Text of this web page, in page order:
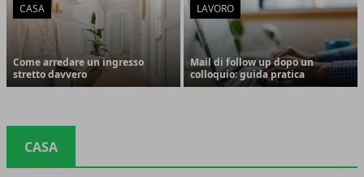
CASA
Come arredare un ingresso
stretto davvero
LAVORO
Mail di follow up dopo un
colloquio: guida pratica
CASA